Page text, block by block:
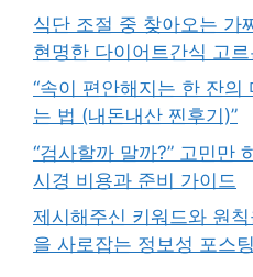
식단 조절 중 찾아오는 가
현명한 다이어트간식 고르
“속이 편안해지는 한 잔의
는 법 (내돈내산 찐후기)”
“검사할까 말까?” 고민만
시경 비용과 준비 가이드
제시해주신 키워드와 원
을 사로잡는 정보성 포스